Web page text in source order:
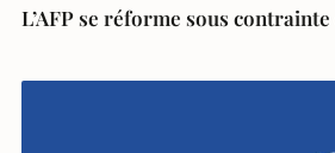
L’AFP se réforme sous contrainte